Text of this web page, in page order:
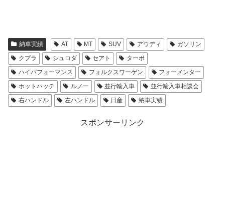
納車実績 AT MT SUV アウディ
ガソリン
クプラ
シュコダ セアト
ターボ
ハイパフォーマンス
フォルクスワーゲン
フォーメンター
ホットハッチ
ルノー 並行輸入車
並行輸入車相談会
右ハンドル
左ハンドル 日産 納車実績
スポンサーリンク